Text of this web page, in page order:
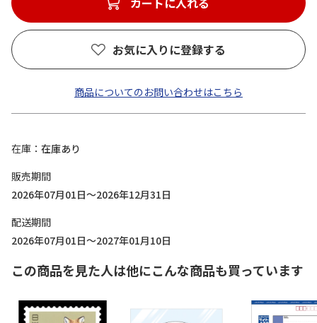
お気に入りに登録する
商品についてのお問い合わせはこちら
在庫
在庫あり
販売期間
2026年07月01日～2026年12月31日
配送期間
2026年07月01日～2027年01月10日
この商品を見た人は他にこんな商品も買っています